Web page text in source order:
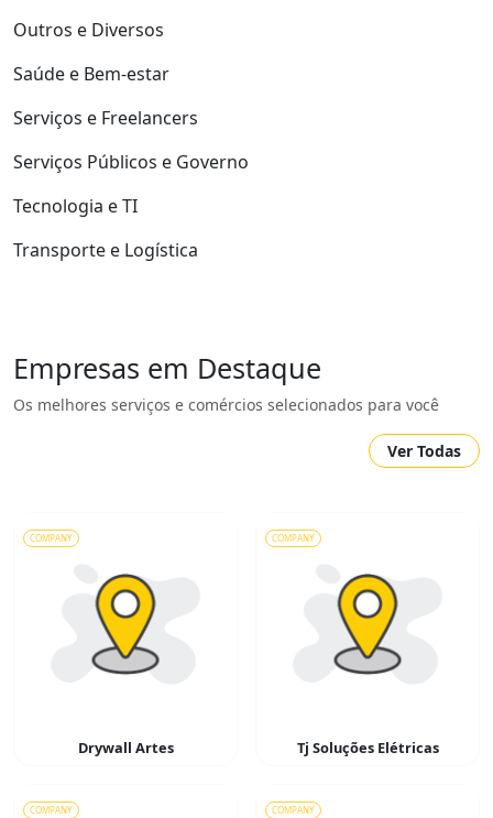
Outros e Diversos
Saúde e Bem-estar
Serviços e Freelancers
Serviços Públicos e Governo
Tecnologia e TI
Transporte e Logística
Empresas em Destaque
Os melhores serviços e comércios selecionados para você
Ver Todas
COMPANY
Drywall Artes
COMPANY
Tj Soluções Elétricas
COMPANY COMPANY